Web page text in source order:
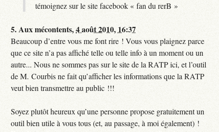
témoignez sur le site facebook « fan du rerB »
5.Aux mécontents,4 août 2010, 16:37
Beaucoup d’entre vous me font rire ! Vous vous plaignez parce
que ce site n’a pas affiché telle ou telle info à un moment ou un
autre... Nous ne sommes pas sur le site de la RATP ici, et l’outil
de M. Courbis ne fait qu’afficher les informations que la RATP
veut bien transmettre au public !!!
Soyez plutôt heureux qu’une personne propose gratuitement un
outil bien utile à vous tous (et, au passage, à moi également) !